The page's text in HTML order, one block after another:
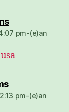
dio:
pm-(e)an
dio:
pm-(e)an